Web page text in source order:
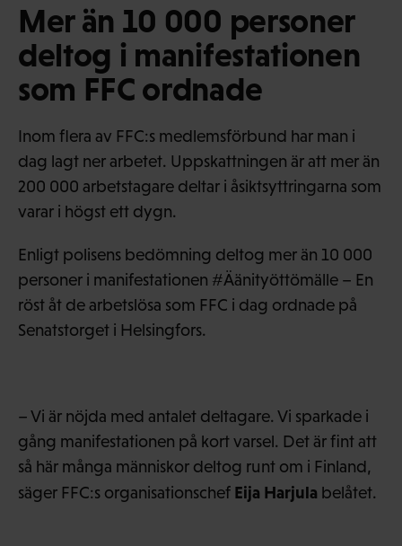
Mer än 10 000 personer
deltog i manifestationen
som FFC ordnade
Inom flera av FFC:s medlemsförbund har man i
dag lagt ner arbetet. Uppskattningen är att mer än
200 000 arbetstagare deltar i åsiktsyttringarna som
varar i högst ett dygn.
Enligt polisens bedömning deltog mer än 10 000
personer i manifestationen #Äänityöttömälle – En
röst åt de arbetslösa som FFC i dag ordnade på
Senatstorget i Helsingfors.
– Vi är nöjda med antalet deltagare. Vi sparkade i
gång manifestationen på kort varsel. Det är fint att
så här många människor deltog runt om i Finland,
säger FFC:s organisationschef Eija Harjula belåtet.